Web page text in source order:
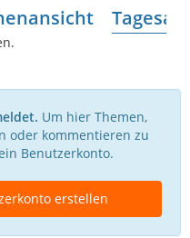
Um hier Themen,
oder kommentieren zu
Benutzerkonto.
erstellen